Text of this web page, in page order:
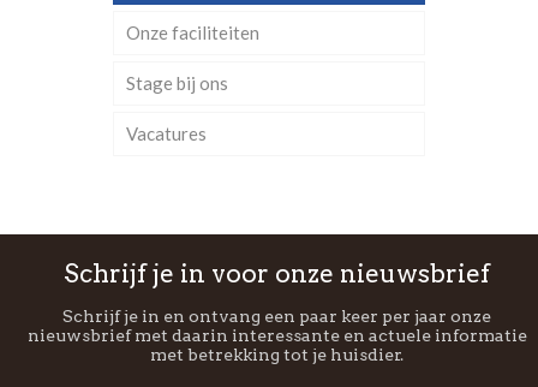
Onze faciliteiten
Stage bij ons
Vacatures
Schrijf je in voor onze nieuwsbrief
Schrijf je in en ontvang een paar keer per jaar onze
nieuwsbrief met daarin interessante en actuele informatie
met betrekking tot je huisdier.